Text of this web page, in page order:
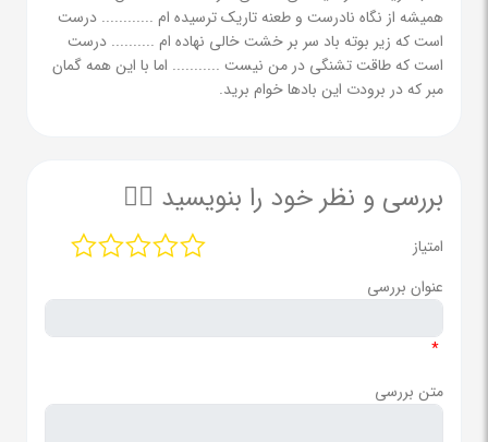
همیشه از نگاه نادرست و طعنه تاریک ترسیده ام ............ درست
است که زیر بوته باد سر بر خشت خالی نهاده ام .......... درست
است که طاقت تشنگی در من نیست ........... اما با این همه گمان
مبر که در برودت این بادها خوام برید.
بررسی و نظر خود را بنویسید ✍🏻
امتیاز
عنوان بررسی
*
متن بررسی